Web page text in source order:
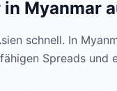
in Myanmar
schnell. In
Spreads und